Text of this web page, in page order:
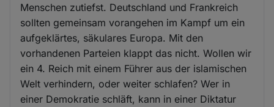
Menschen zutiefst. Deutschland und Frankreich
sollten gemeinsam vorangehen im Kampf um ein
aufgeklärtes, säkulares Europa. Mit den
vorhandenen Parteien klappt das nicht. Wollen wir
ein 4. Reich mit einem Führer aus der islamischen
Welt verhindern, oder weiter schlafen? Wer in
einer Demokratie schläft, kann in einer Diktatur